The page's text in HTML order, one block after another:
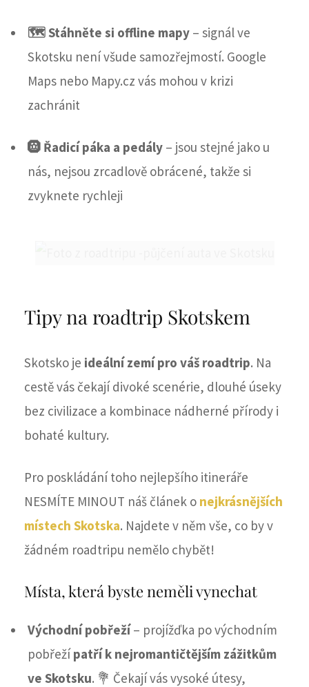
🗺️ Stáhněte si offline mapy – signál ve
Skotsku není všude samozřejmostí. Google
Maps nebo Mapy.cz vás mohou v krizi
zachránit
🛞 Řadicí páka a pedály – jsou stejné jako u
nás, nejsou zrcadlově obrácené, takže si
zvyknete rychleji
Tipy na roadtrip Skotskem
Skotsko je ideální zemí pro váš roadtrip. Na
cestě vás čekají divoké scenérie, dlouhé úseky
bez civilizace a kombinace nádherné přírody i
bohaté kultury.
Pro poskládání toho nejlepšího itineráře
NESMÍTE MINOUT náš článek o nejkrásnějších
místech Skotska. Najdete v něm vše, co by v
žádném roadtripu nemělo chybět!
Místa, která byste neměli vynechat
Východní pobřeží– projížďka po východním
pobřežípatří k nejromantičtějším zážitkům
ve Skotsku. 💐 Čekají vás vysoké útesy,